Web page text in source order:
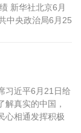
新华社北京6月
中央政治局6月25
色血脉是中国共
习近平6月21日给
真实的中国，
心相通发挥积极